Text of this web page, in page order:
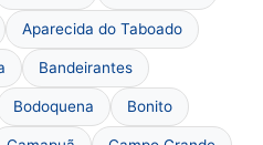
Aparecida do Taboado
Bandeirantes
Bodoquena Bonito